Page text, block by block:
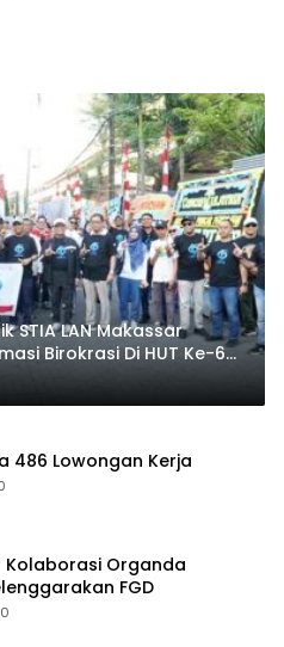
STIA LAN Makassar
Birokrasi Di HUT Ke-69
486 Lowongan Kerja
Kolaborasi Organda
FGD
0